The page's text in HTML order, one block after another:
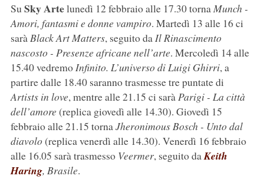
SuSky Artelunedì 12 febbraio alle 17.30 tornaMunch -
Amori, fantasmi e donne vampiro. Martedì 13 alle 16 ci
saràBlack Art Matters, seguito daIl Rinascimento
nascosto - Presenze africane nell’arte. Mercoledì 14 alle
15.40 vedremoInfinito. L’universo di Luigi Ghirri, a
partire dalle 18.40 saranno trasmesse tre puntate di
Artists in love, mentre alle 21.15 ci saràParigi - La città
dell’amore(replica giovedì alle 14.30). Giovedì 15
febbraio alle 21.15 tornaJheronimous Bosch - Unto dal
diavolo(replica venerdì alle 14.30). Venerdì 16 febbraio
alle 16.05 sarà trasmesso Veermer, seguito daKeith
Haring, Brasile.